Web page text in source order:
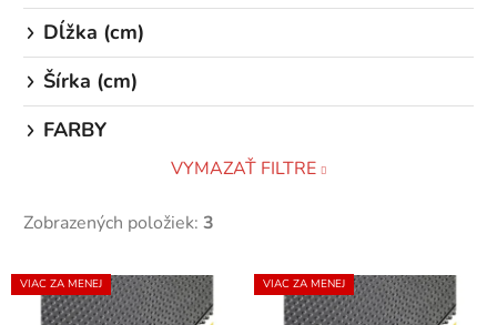
Dĺžka (cm)
Šírka (cm)
FARBY
VYMAZAŤ FILTRE
Zobrazených položiek: 3
V
ý
VIAC ZA MENEJ VIAC ZA MENEJ